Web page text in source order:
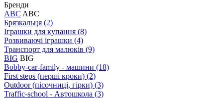
Бренди
ABC ABC
Брязкальця (2)
Іграшки для купання (8)
Розвиваючі іграшки (4)
Транспорт для малюків (9)
BIG BIG
Bobby-car-family - машини (18)
First steps (перші кроки) (2)
Outdoor (пісочниці, гірки) (3)
Traffic-school - Автошкола (3)